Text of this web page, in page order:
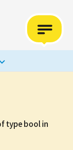
type bool in